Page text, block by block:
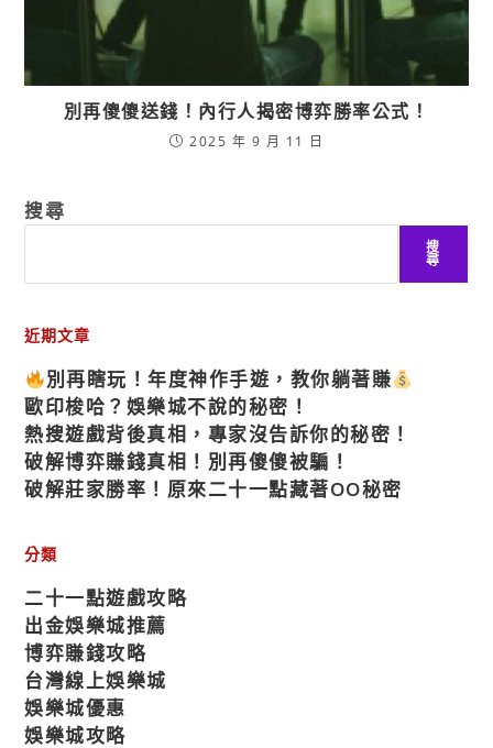
別再傻傻送錢！內行人揭密博弈勝率公式！
2025 年 9 月 11 日
搜尋
搜
尋
近期文章
別再瞎玩！年度神作手遊，教你躺著賺
歐印梭哈？娛樂城不說的秘密！
熱搜遊戲背後真相，專家沒告訴你的秘密！
破解博弈賺錢真相！別再傻傻被騙！
破解莊家勝率！原來二十一點藏著OO秘密
分類
二十一點遊戲攻略
出金娛樂城推薦
博弈賺錢攻略
台灣線上娛樂城
娛樂城優惠
娛樂城攻略